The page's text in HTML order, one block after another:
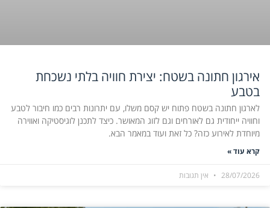
אירגון חתונה בשטח: יצירת חוויה בלתי נשכחת
בטבע
לארגון חתונה בשטח פתוח יש קסם משלו, עם יתרונות רבים כמו חיבור לטבע
וחוויה ייחודית גם לאורחים וגם לזוג המאושר. כיצד לתכנן לוגיסטיקה ואווירה
מיוחדת לאירוע כזה? כל זאת ועוד במאמר הבא.
קרא עוד »
28/07/2026 אין תגובות